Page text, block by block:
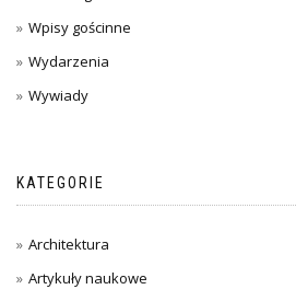
Wpisy gościnne
Wydarzenia
Wywiady
KATEGORIE
Architektura
Artykuły naukowe